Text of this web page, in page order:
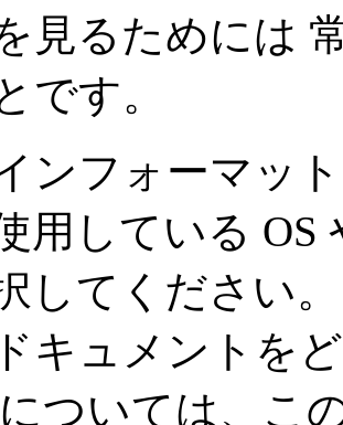
見るためには
です。
ンフォーマッ
用している OS
してください
キュメントを
ついては、こ